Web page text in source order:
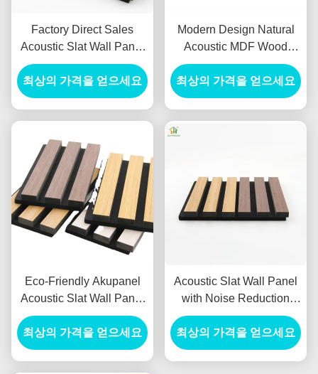
Factory Direct Sales
Acoustic Slat Wall Panel
with 550kg/m3 ~
880kg/m3 Density and 3D
Model Design for Modern
최상의 가격을 얻으세요
Modern Design Natural
Acoustic MDF Wood
Panel Sunhouse
Akupanel Wooden
Veneer Slat Wall Panels
최상의 가격을 얻으세요
Eco-Friendly Akupanel
Acoustic Slat Wall Panel
with 550kg/m3 ~
880kg/m3 Density and
21mm Thickness for
최상의 가격을 얻으세요
Acoustic Slat Wall Panel
with Noise Reduction
Coefficient 1.1 More Than
5 Years Warranty and 3D
Model Design
최상의 가격을 얻으세요